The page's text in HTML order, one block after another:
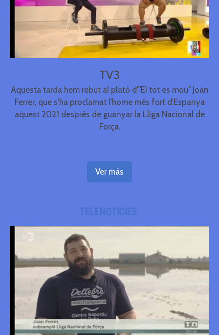
TV3
Aquesta tarda hem rebut al plató d'"El tot es mou" Joan
Ferrer, que s'ha proclamat l'home més fort d'Espanya
aquest 2021 després de guanyar la Lliga Nacional de
Força.
Ver más
TELENOTICIES